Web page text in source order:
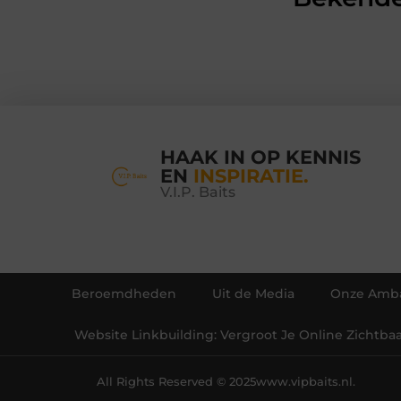
HAAK IN OP KENNIS
EN INSPIRATIE.
V.I.P. Baits
Beroemdheden Uit de Media Onze
Website Linkbuilding: Vergroot Je Online
All Rights Reserved © 2025www.vipbaits.nl.